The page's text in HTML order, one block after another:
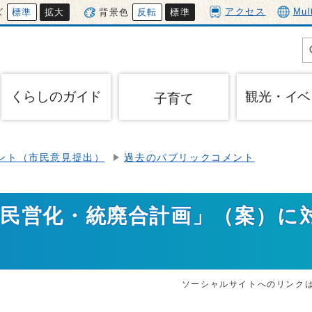
標準 拡大 背景色 反転 標準 アクセス
くらしのガイド 子育て 観光・イ
ト（市民意見提出） 過去のパブリックコメント
営化・統廃合計画」（案）に
ソーシャルサイトへのリンク